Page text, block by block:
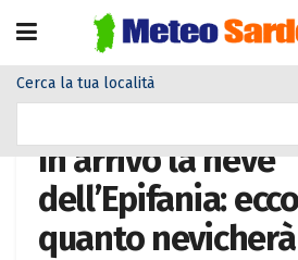
Cerca la tua località
In arrivo la neve
dell’Epifania:
quanto nevicherà